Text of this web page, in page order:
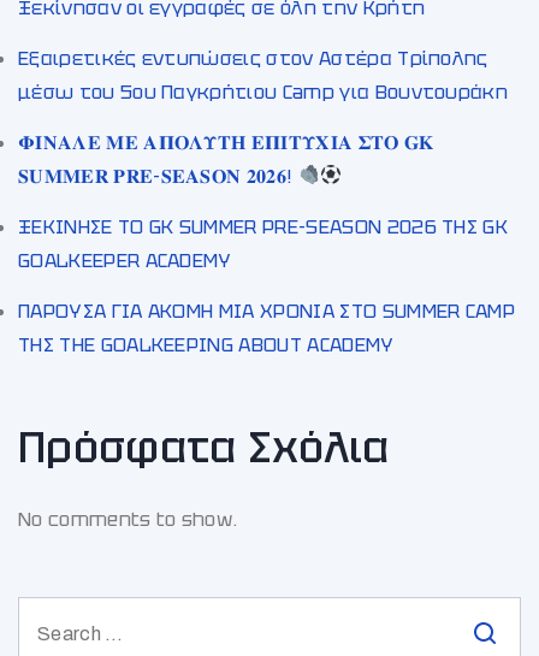
Ξεκίνησαν οι εγγραφές σε όλη την Κρήτη
Εξαιρετικές εντυπώσεις στον Αστέρα Τρίπολης
μέσω του 5ου Παγκρήτιου Camp για Βουντουράκη
𝚽𝚰𝚴𝚨𝚲𝚬 𝚳𝚬 𝚨𝚷𝚶𝚲𝚼𝚻𝚮 𝚬𝚷𝚰𝚻𝚼𝚾𝚰𝚨 𝚺𝚻𝚶 𝐆𝐊
𝐒𝐔𝐌𝐌𝐄𝐑 𝐏𝐑𝐄-𝐒𝐄𝐀𝐒𝐎𝐍 𝟐𝟎𝟐𝟔!
ΞΕΚΙΝΗΣΕ ΤΟ GK SUMMER PRE-SEASON 2026 ΤΗΣ GK
GOALKEEPER ACADEMY
ΠΑΡΟΥΣΑ ΓΙΑ ΑΚΟΜΗ ΜΙΑ ΧΡΟΝΙΑ ΣΤΟ SUMMER CAMP
ΤΗΣ THE GOALKEEPING ABOUT ACADEMY
Πρόσφατα Σχόλια
No comments to show.